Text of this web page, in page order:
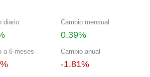
diario Cambio mensual
0.39%
a 6 meses Cambio anual
-1.81%